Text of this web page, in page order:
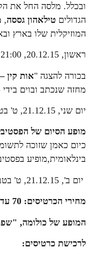
הגדולים טילאהון גססה,
המוזיקלית שלו בארץ
ראשון, 20.12.15, 21:00, בית הקונפדרציה.
בכורה להצגה "אות קין
מחזה שנכתב ובוים בידי
יום שני, 21.12.15, ט' בטבת תשע"ו, 19:00, בית הקונפדרציה.
מופע הסיום של
כיום כאמן שזוכה
בינלאומית,מופיע
יום ב', 21.12.15, ט' בטבת תשע"ו, 21:0, מרכז מורשת בגין
מחירי הכרטיסים: 70 עד 100₪.
המופע של כולומה,
לרכישת כרטיסים: